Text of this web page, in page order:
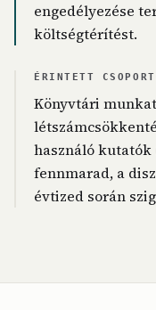
engedélyezése
költségtérítést.
ÉRINTETT
Könyvtári
használó
fennmarad, a
évtized során